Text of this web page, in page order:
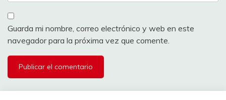
Guarda mi nombre, correo electrónico y web en este
navegador para la próxima vez que comente.